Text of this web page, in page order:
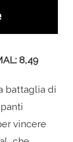
8,49
battaglia di
vincere